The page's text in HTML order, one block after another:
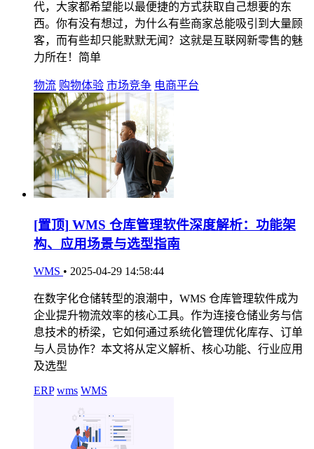
代，大家都希望能以最便捷的方式获取自己想要的东
西。你有没有想过，为什么有些商家总能吸引到大量顾
客，而有些却只能默默无闻？这就是互联网新零售的魅
力所在！简单
物流 购物体验 市场竞争 电商平台
[置顶] WMS 仓库管理软件深度解析：功能架
构、应用场景与选型指南
WMS • 2025-04-29 14:58:44
在数字化仓储转型的浪潮中，WMS 仓库管理软件成为
企业提升物流效率的核心工具。作为连接仓储业务与信
息技术的桥梁，它如何通过系统化管理优化库存、订单
与人员协作？本文将从定义解析、核心功能、行业应用
及选型
ERP wms WMS